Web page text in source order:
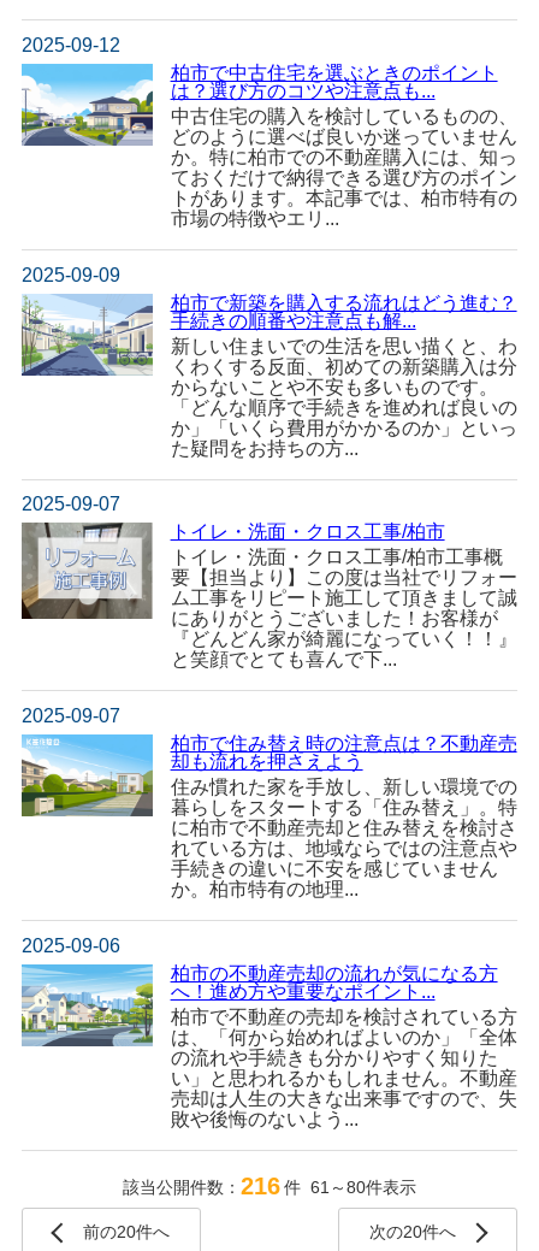
2025-09-12
柏市で中古住宅を選ぶときのポイント
は？選び方のコツや注意点も...
中古住宅の購入を検討しているものの、
どのように選べば良いか迷っていません
か。特に柏市での不動産購入には、知っ
ておくだけで納得できる選び方のポイン
トがあります。本記事では、柏市特有の
市場の特徴やエリ...
2025-09-09
柏市で新築を購入する流れはどう進む？
手続きの順番や注意点も解...
新しい住まいでの生活を思い描くと、わ
くわくする反面、初めての新築購入は分
からないことや不安も多いものです。
「どんな順序で手続きを進めれば良いの
か」「いくら費用がかかるのか」といっ
た疑問をお持ちの方...
2025-09-07
トイレ・洗面・クロス工事/柏市
トイレ・洗面・クロス工事/柏市工事概
要【担当より】この度は当社でリフォー
ム工事をリピート施工して頂きまして誠
にありがとうございました！お客様が
『どんどん家が綺麗になっていく！！』
と笑顔でとても喜んで下...
2025-09-07
柏市で住み替え時の注意点は？不動産売
却も流れを押さえよう
住み慣れた家を手放し、新しい環境での
暮らしをスタートする「住み替え」。特
に柏市で不動産売却と住み替えを検討さ
れている方は、地域ならではの注意点や
手続きの違いに不安を感じていません
か。柏市特有の地理...
2025-09-06
柏市の不動産売却の流れが気になる方
へ！進め方や重要なポイント...
柏市で不動産の売却を検討されている方
は、「何から始めればよいのか」「全体
の流れや手続きも分かりやすく知りた
い」と思われるかもしれません。不動産
売却は人生の大きな出来事ですので、失
敗や後悔のないよう...
該当公開件数： 216件 61～80件表示
前の20件へ 次の20件へ